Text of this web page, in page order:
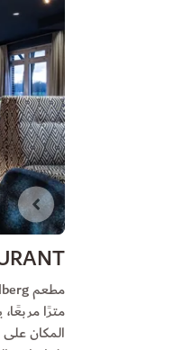
المكان